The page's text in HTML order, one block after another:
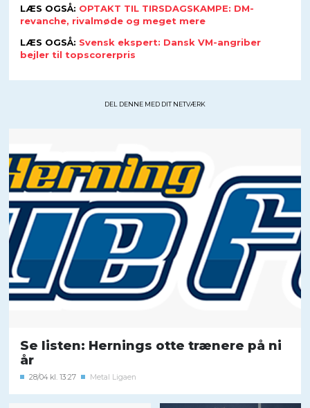
LÆS OGSÅ: OPTAKT TIL TIRSDAGSKAMPE: DM-
revanche, rivalmøde og meget mere
LÆS OGSÅ: Svensk ekspert: Dansk VM-angriber
bejler til topscorerpris
DEL DENNE MED DIT NETVÆRK
Se listen: Hernings otte trænere på ni
år
28/04 kl. 13:27 Metal Ligaen